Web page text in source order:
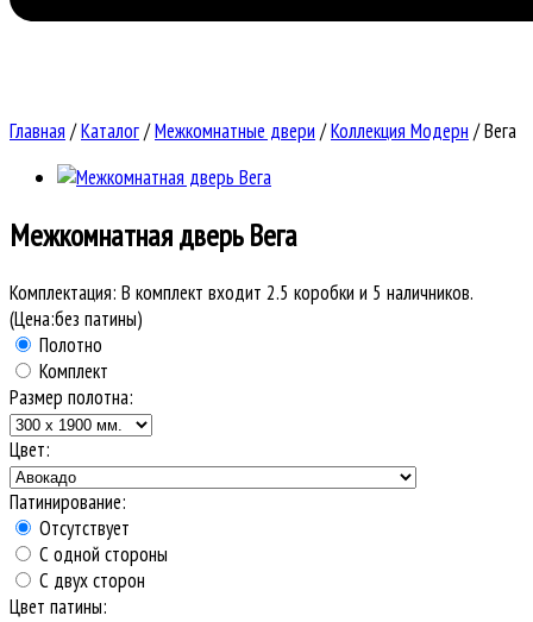
Главная /Каталог/Межкомнатные двери /Коллекция Модерн /Вега
Межкомнатная дверь Вега
Комплектация: В комплект входит 2.5 коробки и 5 наличников.
(Цена:без патины)
Полотно
Комплект
Размер полотна:
Цвет:
Патинирование:
Отсутствует
С одной стороны
С двух сторон
Цвет патины: